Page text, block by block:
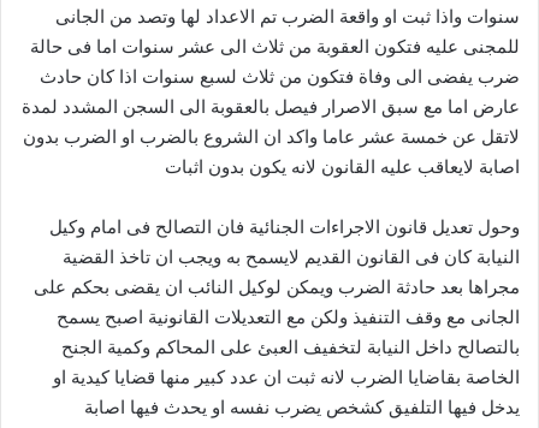
سنوات واذا ثبت او واقعة الضرب تم الاعداد لها وتصد من الجانى
للمجنى عليه فتكون العقوبة من ثلاث الى عشر سنوات اما فى حالة
ضرب يفضى الى وفاة فتكون من ثلاث لسبع سنوات اذا كان حادث
عارض اما مع سبق الاصرار فيصل بالعقوبة الى السجن المشدد لمدة
لاتقل عن خمسة عشر عاما واكد ان الشروع بالضرب او الضرب بدون
اصابة لايعاقب عليه القانون لانه يكون بدون اثبات
وحول تعديل قانون الاجراءات الجنائية فان التصالح فى امام وكيل
النيابة كان فى القانون القديم لايسمح به ويجب ان تاخذ القضية
مجراها بعد حادثة الضرب ويمكن لوكيل النائب ان يقضى بحكم على
الجانى مع وقف التنفيذ ولكن مع التعديلات القانونية اصبح يسمح
بالتصالح داخل النيابة لتخفيف العبئ على المحاكم وكمية الجنح
الخاصة بقاضايا الضرب لانه ثبت ان عدد كبير منها قضايا كيدية او
يدخل فيها التلفيق كشخص يضرب نفسه او يحدث فيها اصابة